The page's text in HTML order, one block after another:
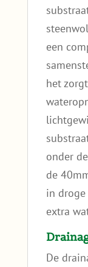
een
het
onder
de
in
extra
De